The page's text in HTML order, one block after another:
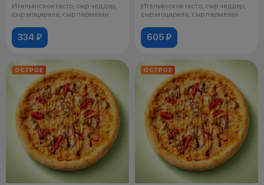
Итальянское тесто, сыр чеддер,
сыр моцарела, сыр пармезан
334 ₽
Итальянское тесто, сыр чеддер,
сыр моцарела, сыр пармезан
605 ₽
ОСТРОЕ ОСТРОЕ